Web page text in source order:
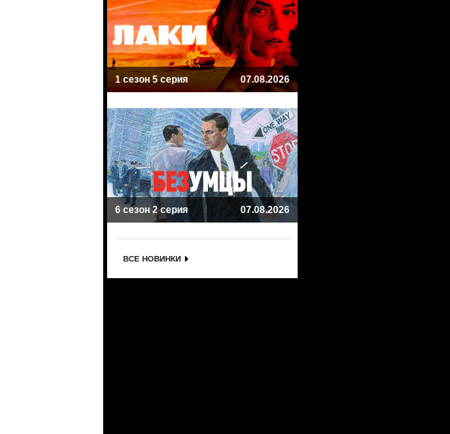
1 сезон 5 серия 07.08.2026
6 сезон 2 серия 07.08.2026
ВСЕ НОВИНКИ